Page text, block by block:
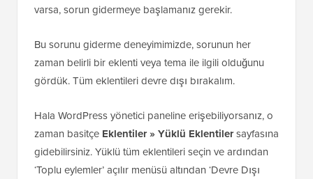
varsa, sorun gidermeye başlamanız gerekir.
Bu sorunu giderme deneyimimizde, sorunun her
zaman belirli bir eklenti veya tema ile ilgili olduğunu
gördük. Tüm eklentileri devre dışı bırakalım.
Hala WordPress yönetici paneline erişebiliyorsanız, o
zaman basitçe Eklentiler » Yüklü Eklentilersayfasına
gidebilirsiniz. Yüklü tüm eklentileri seçin ve ardından
‘Toplu eylemler’ açılır menüsü altından ‘Devre Dışı